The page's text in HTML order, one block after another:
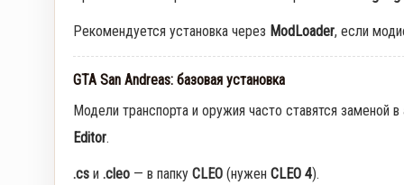
Рекомендуется установка через ModLoader, если
GTA San Andreas: базовая установка
Модели транспорта и оружия часто ставятся заменой
Editor.
.cs и .cleo — в папку CLEO (нужен CLEO 4).